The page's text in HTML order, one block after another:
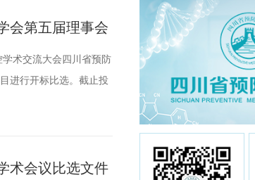
会第五届理事会
事会议项目比选
术交流大会四川省预防
进行开标比选。截止投
：此次比选结果公示期
术会议比选文件